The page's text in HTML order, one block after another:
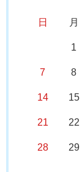
日 月
1
7 8
14 15
21 22
28 29